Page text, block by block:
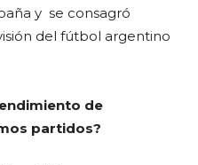
y se consagró
del fútbol argentino
de
partidos?